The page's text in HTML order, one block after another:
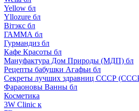
Yellow бл
Yllozure бл
Вiтэкс бл
ГАММА бл
Гурмандиз бл
Кафе Красоты бл
Мануфактура Дом Природы (МДП) бл
Рецепты бабушки Агафьи бл
Секреты лучших здравниц СССР
Фараоновы Ванны бл
Косметика
3W Clinic к